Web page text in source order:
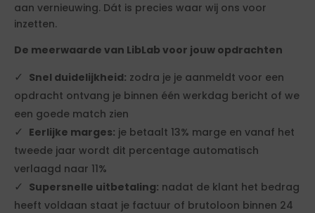
aan vernieuwing. Dát is precies waar wij ons voor
inzetten.
De meerwaarde van LibLab voor jouw opdrachten
Snel duidelijkheid: zodra je je aanmeldt voor een
opdracht ontvang je binnen één werkdag bericht of we
een goede match zien
Eerlijke marges: je betaalt 13% marge en vanaf het
tweede jaar wordt dit percentage automatisch
verlaagd naar 11%
Supersnelle uitbetaling: nadat de klant het bedrag
heeft voldaan staat je factuur of brutoloon binnen 24